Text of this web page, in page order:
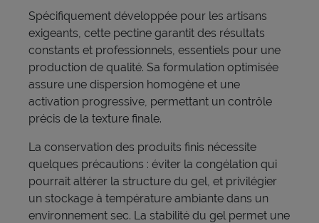
Spécifiquement développée pour les artisans
exigeants, cette pectine garantit des résultats
constants et professionnels, essentiels pour une
production de qualité. Sa formulation optimisée
assure une dispersion homogène et une
activation progressive, permettant un contrôle
précis de la texture finale.
La conservation des produits finis nécessite
quelques précautions : éviter la congélation qui
pourrait altérer la structure du gel, et privilégier
un stockage à température ambiante dans un
environnement sec. La stabilité du gel permet une